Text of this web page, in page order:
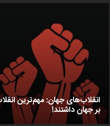
انقلاب‌های جهان: مهم‌ترین
بر جهان داشتند!